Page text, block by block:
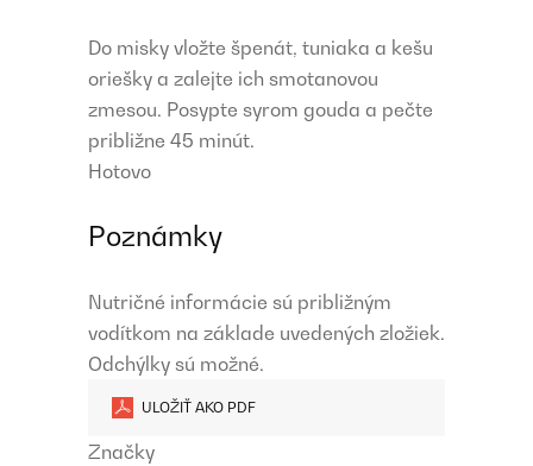
Do misky vložte špenát, tuniaka a kešu
oriešky a zalejte ich smotanovou
zmesou. Posypte syrom gouda a pečte
približne 45 minút.
Hotovo
Poznámky
Nutričné ​​informácie sú približným
vodítkom na základe uvedených zložiek.
Odchýlky sú možné.
ULOŽIŤ AKO PDF
Značky